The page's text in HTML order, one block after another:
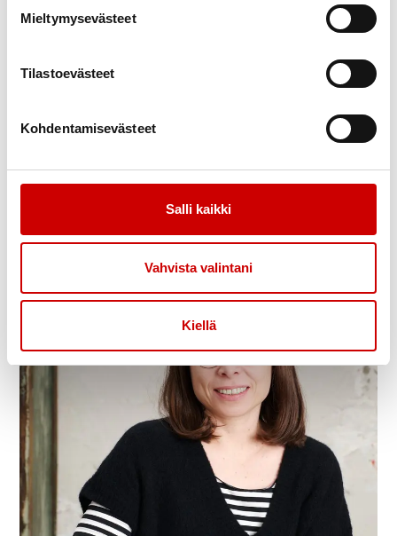
Mieltymysevästeet
Tilastoevästeet
Kohdentamisevästeet
Salli kaikki
Vahvista valintani
Kiellä
Teija Keso
Asiantuntija, Sydänmerkki
Toimin ravitsemusasiantuntijana ja yhteyshenkilönä
elintarviketeollisuudelle. Työnkuvaani kuuluu vaikuttamistyö